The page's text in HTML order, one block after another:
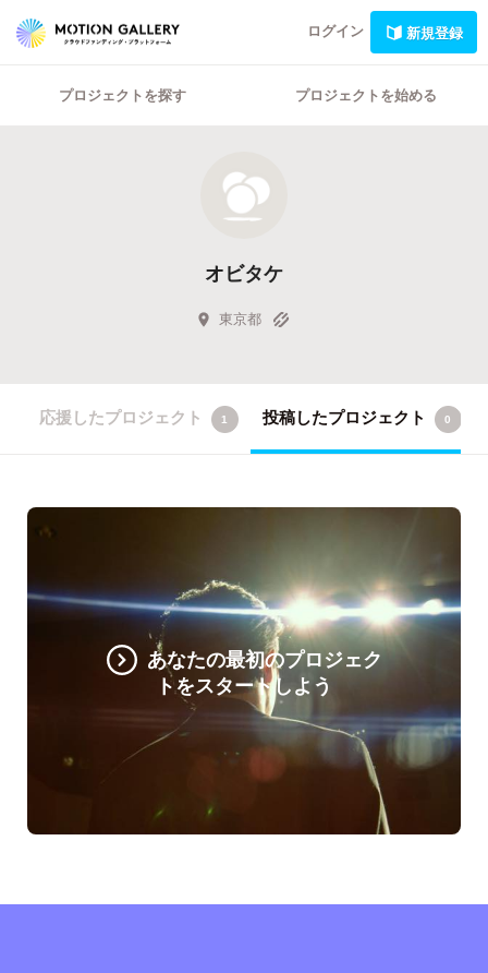
ログイン 新規登録
プロジェクトを探す プロジェクトを始める
オビタケ
東京都
応援したプロジェクト 1 投稿したプロジェクト 0
あなたの最初のプロジェク
トをスタートしよう